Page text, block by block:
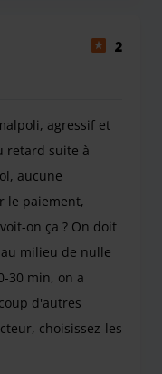
2
agressif et
retard suite à
aucune
le paiement,
on ça ? On doit
milieu de nulle
30 min, on a
d'autres
choisissez-les